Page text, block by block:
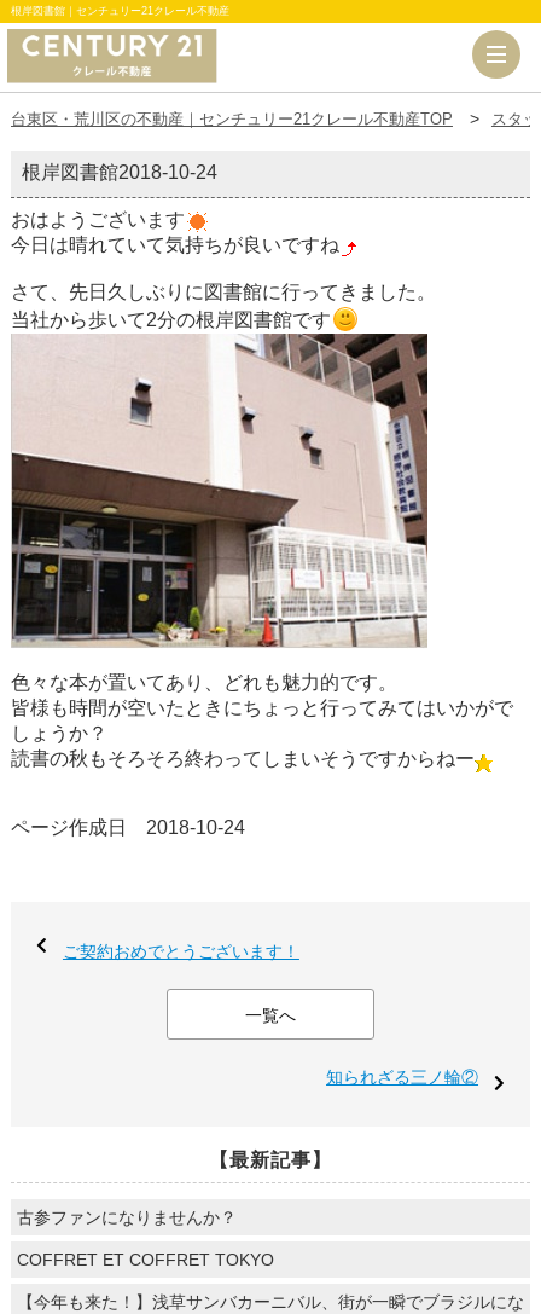
根岸図書館｜センチュリー21クレール不動産
台東区・荒川区の不動産｜センチュリー21クレール不動産TOP スタ
根岸図書館2018-10-24
おはようございます
今日は晴れていて気持ちが良いですね
さて、先日久しぶりに図書館に行ってきました。
当社から歩いて2分の根岸図書館です
色々な本が置いてあり、どれも魅力的です。
皆様も時間が空いたときにちょっと行ってみてはいかがで
しょうか？
読書の秋もそろそろ終わってしまいそうですからねー
ページ作成日 2018-10-24
ご契約おめでとうございます！
一覧へ
知られざる三ノ輪②
【最新記事】
古参ファンになりませんか？
COFFRET ET COFFRET TOKYO
【今年も来た！】浅草サンバカーニバル、街が一瞬でブラジルにな